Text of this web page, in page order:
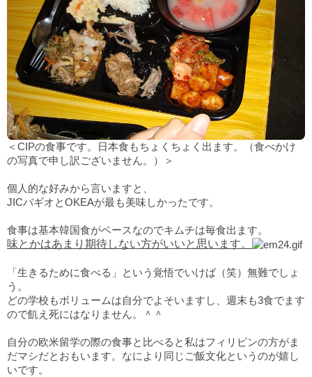
＜CIPの食事です。日本食もちょくちょく出ます。（食べかけ
の写真で申し訳ございません。）＞
個人的な好みから言いますと、
JICバギオとOKEAが最も美味しかったです。
食事は基本韓国食がベースなのでキムチは毎食出ます。
味とかはあまり期待しない方がいいと思います。
「生きるために食べる」という覚悟でいけば（笑）無難でしょ
う。
どの学校もボリュームは自分でよそいますし、週末も3食でます
ので飢え死にはなりません。＾＾
自分の欧米留学の際の食事と比べると私はフィリピンの方がま
だマシだとおもいます。なにより同じご飯文化というのが嬉し
いです。